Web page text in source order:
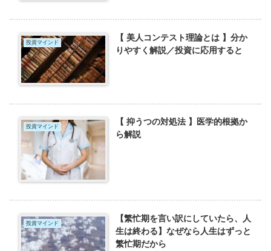
投資マインド
【 美人コンテスト理論とは 】分か
りやすく解説／投資に応用すると
投資マインド
【 抑うつの対処法 】医学的根拠か
ら解説
投資マインド
【繁忙期を言い訳にしていたら、人
生は終わる】なぜなら人生はずっと
繁忙期だから